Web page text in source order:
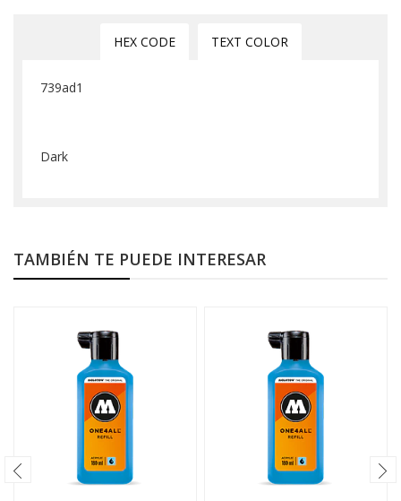
HEX CODE TEXT COLOR
739ad1
Dark
TAMBIÉN TE PUEDE INTERESAR